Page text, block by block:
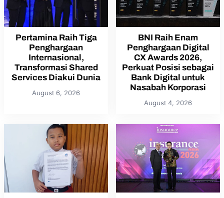
Pertamina Raih Tiga
Penghargaan
Internasional,
Transformasi Shared
Services Diakui Dunia
August 6, 2026
BNI Raih Enam
Penghargaan Digital
CX Awards 2026,
Perkuat Posisi sebagai
Bank Digital untuk
Nasabah Korporasi
August 4, 2026